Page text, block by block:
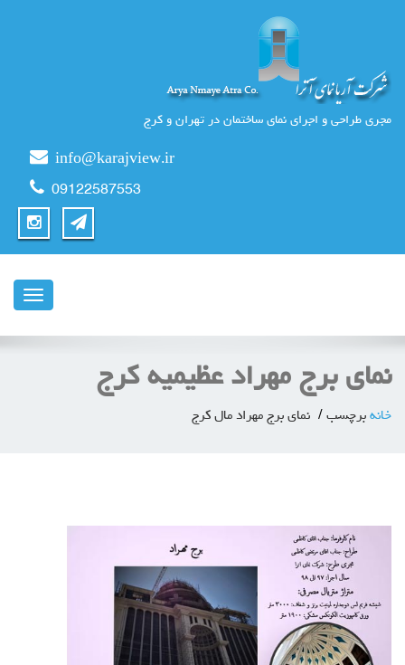
مجری طراحی و اجرای نمای ساختمان در تهران و کرج
info@karajview.ir
09122587553
ناوبری
نمای برج مهراد عظیمیه کرج
خانه برچسب نمای برج مهراد مال کرج